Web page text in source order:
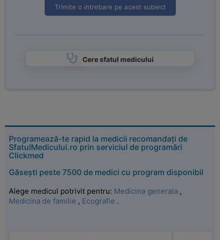
Trimite o intrebare pe acest subiect
Cere sfatul medicului
Programează-te rapid la medicii recomandați de
SfatulMedicului.ro prin serviciul de programări
Clickmed
Găsești peste 7500 de medici cu program disponibil
Alege medicul potrivit pentru: Medicina generala ,
Medicina de familie , Ecografie .